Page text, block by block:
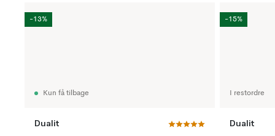
Kun få tilbage
Dualit
-13%
I restordre
Dualit
-15%